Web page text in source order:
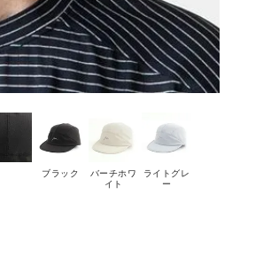
ブラック
バーチホワ
イト
ライトグレ
ー